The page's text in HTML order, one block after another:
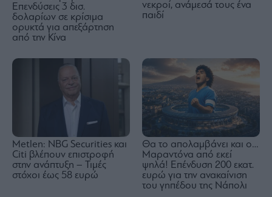
Επενδύσεις 3 δισ.
δολαρίων σε κρίσιμα
ορυκτά για απεξάρτηση
από την Κίνα
νεκροί, ανάμεσά τους ένα
παιδί
Metlen: NBG Securities και
Citi βλέπουν επιστροφή
στην ανάπτυξη – Τιμές
στόχοι έως 58 ευρώ
Θα το απολαμβάνει και ο…
Μαραντόνα από εκεί
ψηλά! Επένδυση 200 εκατ.
ευρώ για την ανακαίνιση
του γηπέδου της Νάπολι